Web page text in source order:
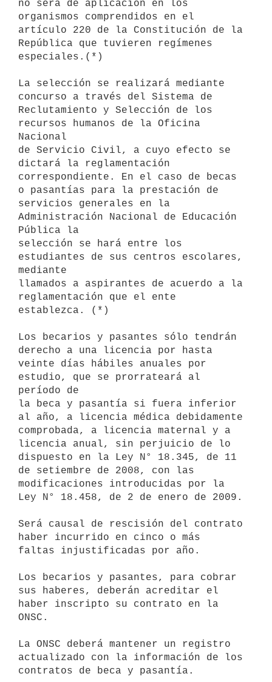
no será de aplicación en los
organismos comprendidos en el
artículo 220 de la Constitución de la
República que tuvieren regímenes
especiales.(*)
La selección se realizará mediante
concurso a través del Sistema de
Reclutamiento y Selección de los
recursos humanos de la Oficina
Nacional
de Servicio Civil, a cuyo efecto se
dictará la reglamentación
correspondiente. En el caso de becas
o pasantías para la prestación de
servicios generales en la
Administración Nacional de Educación
Pública la
selección se hará entre los
estudiantes de sus centros escolares,
mediante
llamados a aspirantes de acuerdo a la
reglamentación que el ente
establezca. (*)
Los becarios y pasantes sólo tendrán
derecho a una licencia por hasta
veinte días hábiles anuales por
estudio, que se prorrateará al
período de
la beca y pasantía si fuera inferior
al año, a licencia médica debidamente
comprobada, a licencia maternal y a
licencia anual, sin perjuicio de lo
dispuesto en la Ley N° 18.345, de 11
de setiembre de 2008, con las
modificaciones introducidas por la
Ley N° 18.458, de 2 de enero de 2009.
Será causal de rescisión del contrato
haber incurrido en cinco o más
faltas injustificadas por año.
Los becarios y pasantes, para cobrar
sus haberes, deberán acreditar el
haber inscripto su contrato en la
ONSC.
La ONSC deberá mantener un registro
actualizado con la información de los
contratos de beca y pasantía.